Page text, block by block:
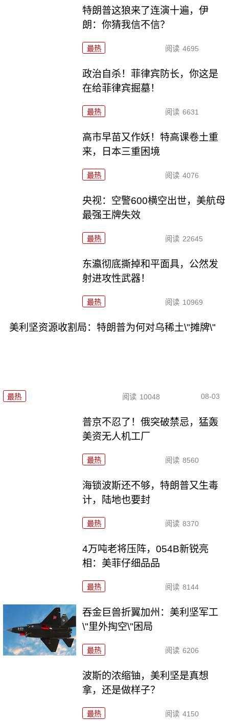
特朗普这狼来了连演十遍，伊
朗：你猜我信不信？
最热 阅读 4695
政治自杀！菲律宾防长，你这是
在给菲律宾掘墓！
最热 阅读 6631
高市早苗又作妖！特高课卷土重
来，日本三重困境
最热 阅读 4076
央视：空警600横空出世，美航母
最强王牌失效
最热 阅读 22645
东瀛彻底撕掉和平面具，公然发
射进攻性武器！
最热 阅读 10969
美利坚资源收割局：特朗普为何对乌稀土\"摊牌\"
最热 阅读 10048 08-03
普京不忍了！俄突破禁忌，猛轰
美资无人机工厂
最热 阅读 8560
海锁波斯还不够，特朗普又生毒
计，陆地也要封
最热 阅读 8370
4万吨老将压阵，054B新锐亮
相：美菲仔细品品
最热 阅读 8144
吞金巨兽折翼加州：美利坚军工
\"里外掏空\"困局
最热 阅读 6206
波斯的浓缩铀，美利坚是真想
拿，还是做样子？
最热 阅读 4150